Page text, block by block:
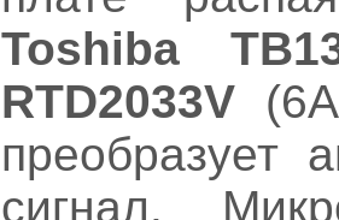
Toshiba
RTD2033V
преобразует
сигнал.